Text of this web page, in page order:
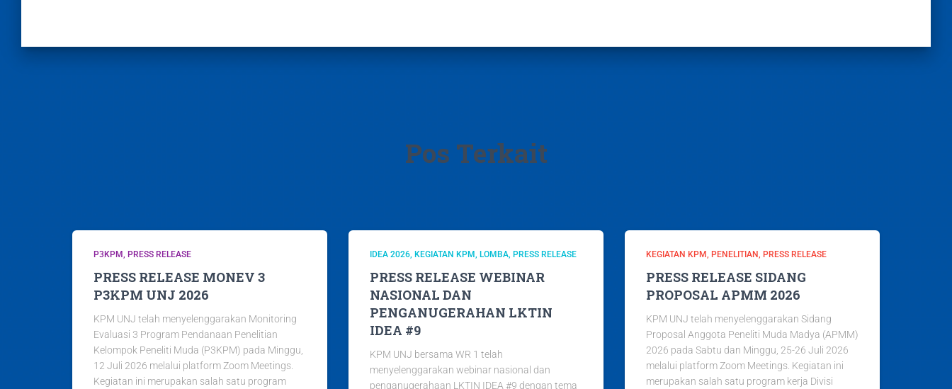
Pos Terkait
P3KPM PRESS RELEASE
PRESS RELEASE MONEV 3
P3KPM UNJ 2026
KPM UNJ telah menyelenggarakan Monitoring
Evaluasi 3 Program Pendanaan Penelitian
Kelompok Peneliti Muda (P3KPM) pada Minggu,
12 Juli 2026 melalui platform Zoom Meetings.
Kegiatan ini merupakan salah satu program
IDEA 2026 KEGIATAN KPM LOMBA PRESS RELEASE
PRESS RELEASE WEBINAR
NASIONAL DAN
PENGANUGERAHAN LKTIN
IDEA #9
KPM UNJ bersama WR 1 telah
menyelenggarakan webinar nasional dan
penganugerahaan LKTIN IDEA #9 dengan tema
KEGIATAN KPM PENELITIAN PRESS RELEASE
PRESS RELEASE SIDANG
PROPOSAL APMM 2026
KPM UNJ telah menyelenggarakan Sidang
Proposal Anggota Peneliti Muda Madya (APMM)
2026 pada Sabtu dan Minggu, 25-26 Juli 2026
melalui platform Zoom Meetings. Kegiatan ini
merupakan salah satu program kerja Divisi